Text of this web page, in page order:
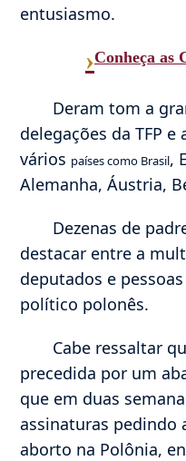
entusiasmo.
›Conheça as
Deram tom a
delegações da TFP
vários países como Brasil,
Alemanha, Áustria,
Dezenas de
destacar entre a
deputados e
político polonês.
Cabe ressaltar
precedida por um
que em duas
assinaturas pedindo
aborto na Polônia,